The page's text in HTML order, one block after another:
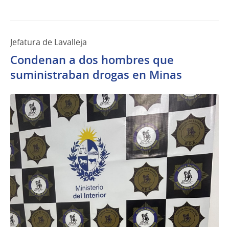
Jefatura de Lavalleja
Condenan a dos hombres que
suministraban drogas en Minas